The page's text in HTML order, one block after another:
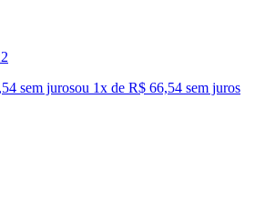
sem jurosou 1x de R$ 66,54 sem juros